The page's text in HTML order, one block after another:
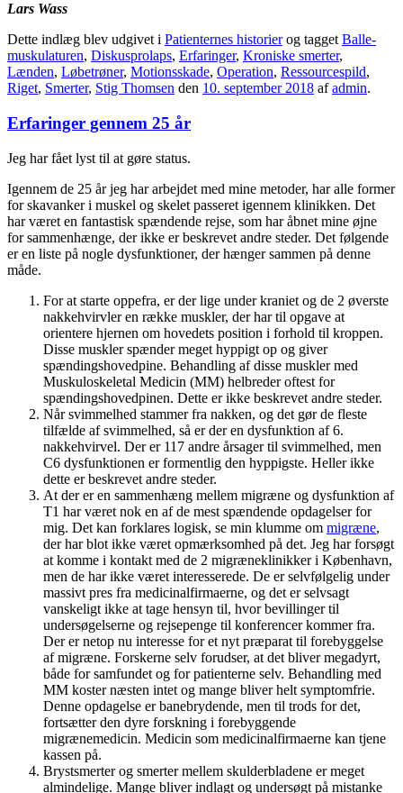
Lars Wass
Dette indlæg blev udgivet i Patienternes historierog tagget Balle-
muskulaturen, Diskusprolaps, Erfaringer, Kroniske smerter,
Lænden, Løbetrøner, Motionsskade, Operation, Ressourcespild,
Riget, Smerter, Stig Thomsen den 10. september 2018 afadmin.
Erfaringer gennem 25 år
Jeg har fået lyst til at gøre status.
Igennem de 25 år jeg har arbejdet med mine metoder, har alle former
for skavanker i muskel og skelet passeret igennem klinikken. Det
har været en fantastisk spændende rejse, som har åbnet mine øjne
for sammenhænge, der ikke er beskrevet andre steder. Det følgende
er en liste på nogle dysfunktioner, der hænger sammen på denne
måde.
For at starte oppefra, er der lige under kraniet og de 2 øverste
nakkehvirvler en række muskler, der har til opgave at
orientere hjernen om hovedets position i forhold til kroppen.
Disse muskler spænder meget hyppigt op og giver
spændingshovedpine. Behandling af disse muskler med
Muskuloskeletal Medicin (MM) helbreder oftest for
spændingshovedpinen. Dette er ikke beskrevet andre steder.
Når svimmelhed stammer fra nakken, og det gør de fleste
tilfælde af svimmelhed, så er der en dysfunktion af 6.
nakkehvirvel. Der er 117 andre årsager til svimmelhed, men
C6 dysfunktionen er formentlig den hyppigste. Heller ikke
dette er beskrevet andre steder.
At der er en sammenhæng mellem migræne og dysfunktion af
T1 har været nok en af de mest spændende opdagelser for
mig. Det kan forklares logisk, se min klumme om migræne,
der har blot ikke været opmærksomhed på det. Jeg har forsøgt
at komme i kontakt med de 2 migræneklinikker i København,
men de har ikke været interesserede. De er selvfølgelig under
massivt pres fra medicinalfirmaerne, og det er selvsagt
vanskeligt ikke at tage hensyn til, hvor bevillinger til
undersøgelserne og rejsepenge til konferencer kommer fra.
Der er netop nu interesse for et nyt præparat til forebyggelse
af migræne. Forskerne selv forudser, at det bliver megadyrt,
både for samfundet og for patienterne selv. Behandling med
MM koster næsten intet og mange bliver helt symptomfrie.
Denne opdagelse er banebrydende, men til trods for det,
fortsætter den dyre forskning i forebyggende
migrænemedicin. Medicin som medicinalfirmaerne kan tjene
kassen på.
Brystsmerter og smerter mellem skulderbladene er meget
almindelige. Mange bliver indlagt og undersøgt på mistanke